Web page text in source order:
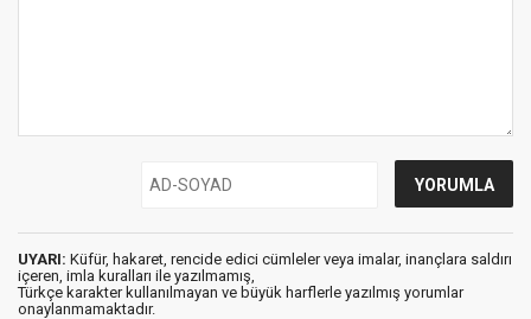
UYARI: Küfür, hakaret, rencide edici cümleler veya imalar, inançlara saldırı
içeren, imla kuralları ile yazılmamış,
Türkçe karakter kullanılmayan ve büyük harflerle yazılmış yorumlar
onaylanmamaktadır.